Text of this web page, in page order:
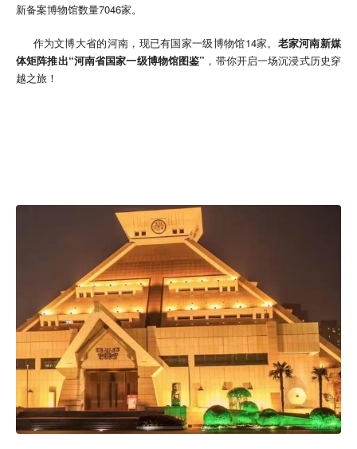
新备案博物馆数量7046家。
作为文博大省的河南，现已有国家一级博物馆14家。 老家河南新媒
体矩阵推出“河南省国家一级博物馆图鉴” ，带你开启一场沉浸式历史穿
越之旅！